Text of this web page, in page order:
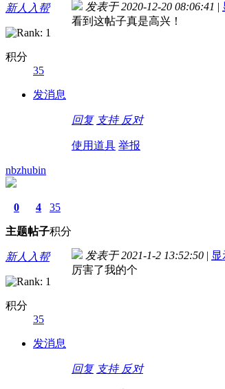
新人入帮
积分
35
发消息
发表于 2020-12-20 08:06:41 |
看到这帖子真是高兴！
回复 支持 反对
使用道具 举报
nbzhubin
0
主题
4
帖子
35
积分
新人入帮
积分
35
发消息
发表于 2021-1-2 13:52:50 |
厉害了我的个
回复 支持 反对